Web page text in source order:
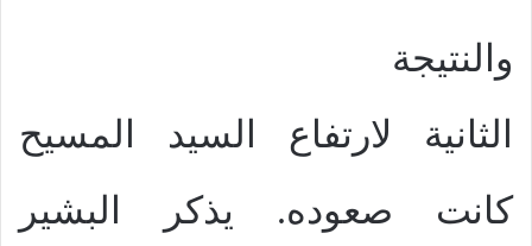
والنتيجة
الثانية لارتفاع السيد المسيح
كانت صعوده. يذكر البشير